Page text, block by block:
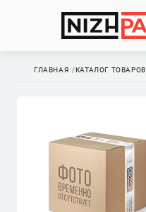
ГЛАВНАЯ КАТАЛОГ ТОВАРОВ